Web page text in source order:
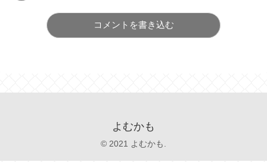
コメントを書き込む
よむかも
© 2021 よむかも.